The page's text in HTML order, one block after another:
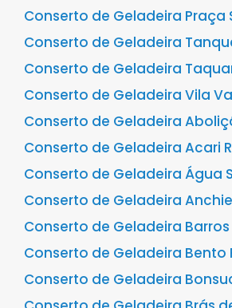
Conserto de Geladeira Praça
Conserto de Geladeira
Conserto de Geladeira
Conserto de Geladeira Vila
Conserto de Geladeira
Conserto de Geladeira Acari
Conserto de Geladeira Água
Conserto de Geladeira
Conserto de Geladeira Barros
Conserto de Geladeira Bento
Conserto de Geladeira